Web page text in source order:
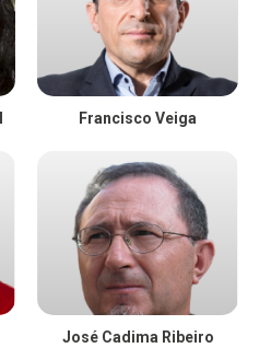
Francisco Veiga
José Cadima Ribeiro